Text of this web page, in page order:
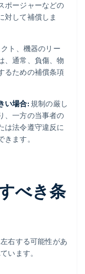
ポージャーなどの
対して補償しま
ト、機器のリー
、通常、負傷、物
るための補償条項
い場合: 規制の厳し
、一方の当事者の
は法令遵守違反に
ます。
べき条
右する可能性があ
います。